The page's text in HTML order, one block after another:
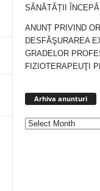
SĂNĂTĂȚII
ANUNȚ PRIVIND
DESFĂŞURAREA
GRADELOR
FIZIOTERAPEUŢI
Arhiva anunturi